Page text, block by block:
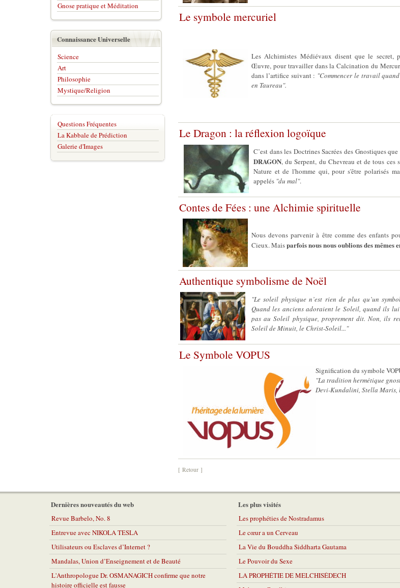
Le symbole mercuriel
Les Alchimistes Médiévaux disent que le secret,
Œuvre, pour travailler dans la Calcination du
dans l’artifice suivant : "Commencer le travail
en Taureau".
Le Dragon : la réflexion logoïque
C’est dans les Doctrines Sacrées des Gnostiques
DRAGON, du Serpent, du Chevreau et de tous ces
Nature et de l'homme qui, pour s'être polarisés
appelés "du mal".
Contes de Fées : une Alchimie spirituelle
Nous devons parvenir à être comme des enfants
Cieux. Maisparfois nous nous oublions des mêmes
Authentique symbolisme de Noël
"Le soleil physique n’est rien de plus qu’un
Quand les anciens adoraient le Soleil, quand ils
pas au Soleil physique, proprement dit. Non, ils
Soleil de Minuit, le Christ-Soleil..."
Le Symbole VOPUS
Signification du symbole
"La tradition hermétique
Devi-Kundalini, Stella Maris,
[ Retour ]
Gnose pratique et Méditation
Connaissance Universelle
Science
Art
Philosophie
Mystique/Religion
Questions Fréquentes
La Kabbale de Prédiction
Galerie d'Images
Dernières nouveautés du web
Revue Barbelo, No. 8
Entrevue avec NIKOLA TESLA
Utilisateurs ou Esclaves d’Internet ?
Mandalas, Union d’Enseignement et de Beauté
L'Anthropologue Dr. OSMANAGICH confirme que notre
histoire officielle est fausse
Les plus visités
Les prophéties de Nostradamus
Le cœur a un Cerveau
La Vie du Bouddha Siddharta Gautama
Le Pouvoir du Sexe
LA PROPHÉTIE DE MELCHISÉDECH